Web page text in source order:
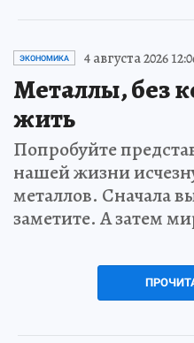
ЭКОНОМИКА 4 августа 2026
Металлы, без
жить
Попробуйте
нашей жизни
металлов. Сначала
заметите. А затем